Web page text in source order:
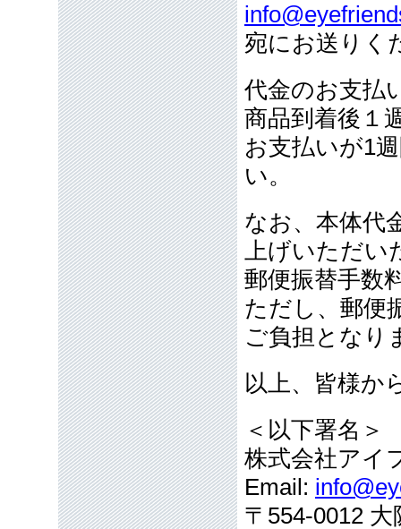
宛にお送りく
代金のお支払
商品到着後１
お支払いが1
い。
なお、本体代
上げいただい
郵便振替手数
ただし、郵便
ご負担となり
以上、皆様か
＜以下署名＞
株式会社アイ
Email:
〒554-0012